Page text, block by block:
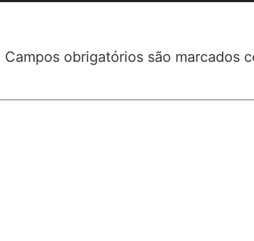
Campos obrigatórios são marcados